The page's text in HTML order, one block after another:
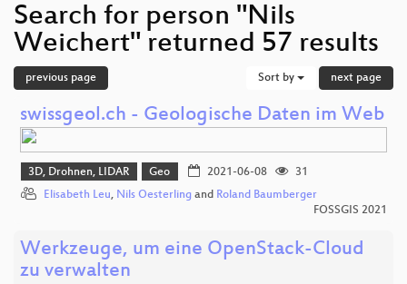
Search for person "Nils
Weichert" returned 57 results
previous page Sort by next page
swissgeol.ch - Geologische Daten im Web
3D, Drohnen, LIDAR Geo 2021-06-08
31
Elisabeth Leu, Nils Oesterling and Roland Baumberger
FOSSGIS 2021
Werkzeuge, um eine OpenStack-Cloud
zu verwalten